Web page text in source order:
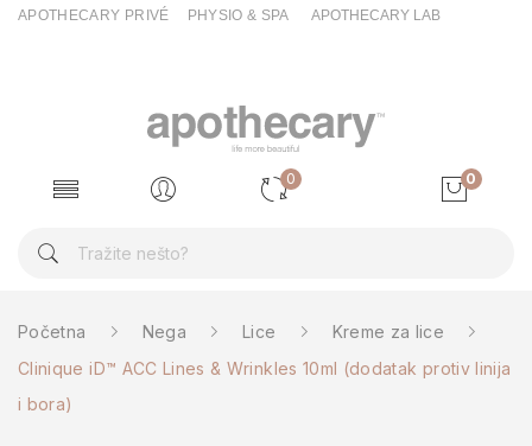
APOTHECARY PRIVÉ PHYSIO & SPA APOTHECARY LAB
0 0
Početna Nega Lice
Kreme za lice
Clinique iD™ ACC Lines & Wrinkles 10ml (dodatak protiv linija
i bora)